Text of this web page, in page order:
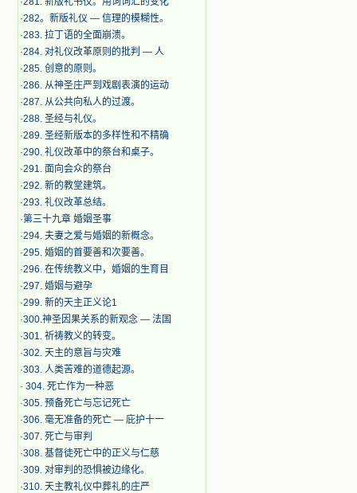
·282。新版礼仪 — 信理的模糊性。
·283. 拉丁语的全面崩溃。
·284. 对礼仪改革原则的批判 — 人
·285. 创意的原则。
·286. 从神圣庄严到戏剧表演的运动
·287. 从公共向私人的过渡。
·288. 圣经与礼仪。
·289. 圣经新版本的多样性和不精确
·290. 礼仪改革中的祭台和桌子。
·291. 面向会众的祭台
·292. 新的教堂建筑。
·293. 礼仪改革总结。
·第三十九章 婚姻圣事
·294. 夫妻之爱与婚姻的新概念。
·295. 婚姻的首要善和次要善。
·296. 在传统教义中，婚姻的生育目
·297. 婚姻与避孕
·299. 新的天主正义论1
·300.神圣因果关系的新观念 — 法国
·301. 祈祷教义的转变。
·302. 天主的意旨与灾难
·303. 人类苦难的道德起源。
· 304. 死亡作为一种恶
·305. 预备死亡与忘记死亡
·306. 毫无准备的死亡 — 庇护十一
·307. 死亡与审判
·308. 基督徒死亡中的正义与仁慈
·309. 对审判的恐惧被边缘化。
·310. 天主教礼仪中葬礼的庄严